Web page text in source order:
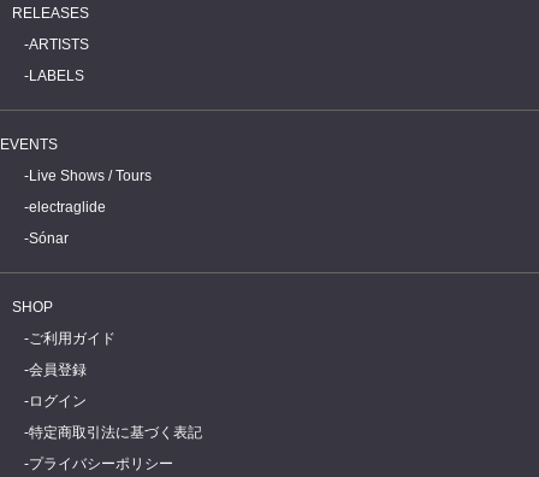
RELEASES
ARTISTS
LABELS
EVENTS
Live Shows / Tours
electraglide
Sónar
SHOP
ご利用ガイド
会員登録
ログイン
特定商取引法に基づく表記
プライバシーポリシー